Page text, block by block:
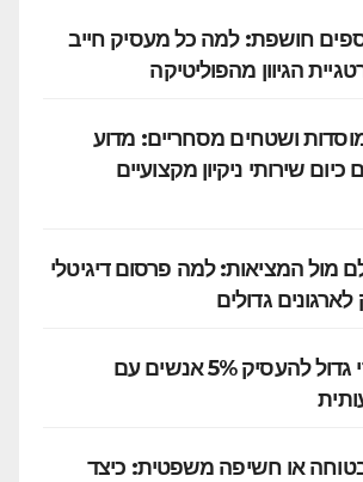
חושפת: למה כל מעסיק חייב
הגיוון מהפוליטיקה
ושטחים מסחריים: מדוע
שירותי ניקיון מקצועיים
מול המציאות: למה פרסום דיגיטלי
גדולים
חובת גוף ציבורי גדול להעסיק 5% אנשים עם
או חשיפה משפטית: כיצד